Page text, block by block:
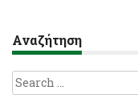
Αναζήτηση
Search
for: